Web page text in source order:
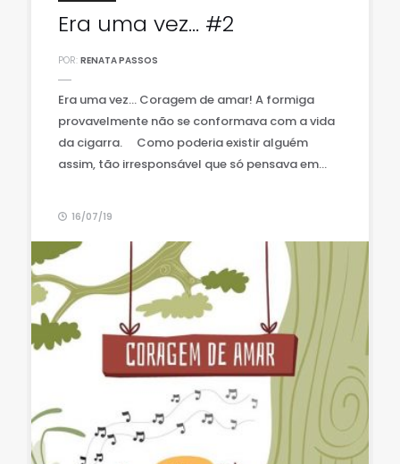
Era uma vez… #2
POR: RENATA PASSOS
Era uma vez… Coragem de amar! A formiga
provavelmente não se conformava com a vida
da cigarra. ⠀ Como poderia existir alguém
assim, tão irresponsável que só pensava em...
16/07/19